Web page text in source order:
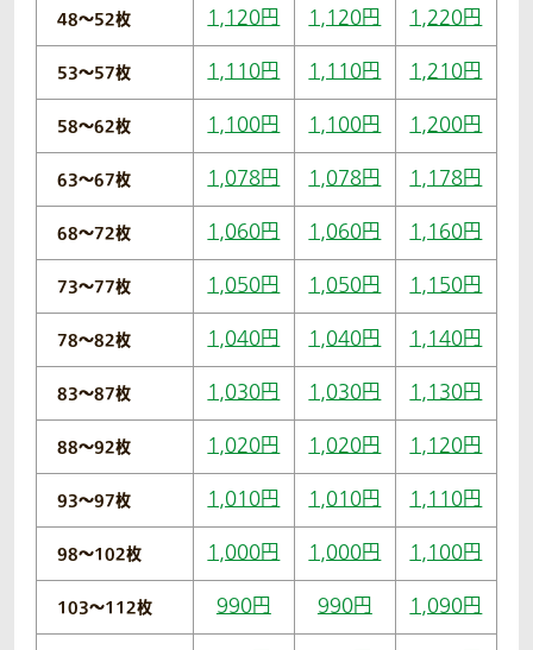
48〜52枚 1,120円 1,120円 1,220円
53〜57枚 1,110円 1,110円 1,210円
58〜62枚 1,100円 1,100円 1,200円
63〜67枚 1,078円 1,078円 1,178円
68〜72枚 1,060円 1,060円 1,160円
73〜77枚 1,050円 1,050円 1,150円
78〜82枚 1,040円 1,040円 1,140円
83〜87枚 1,030円 1,030円 1,130円
88〜92枚 1,020円 1,020円 1,120円
93〜97枚 1,010円 1,010円 1,110円
98〜102枚 1,000円 1,000円 1,100円
103〜112枚 990円 990円 1,090円